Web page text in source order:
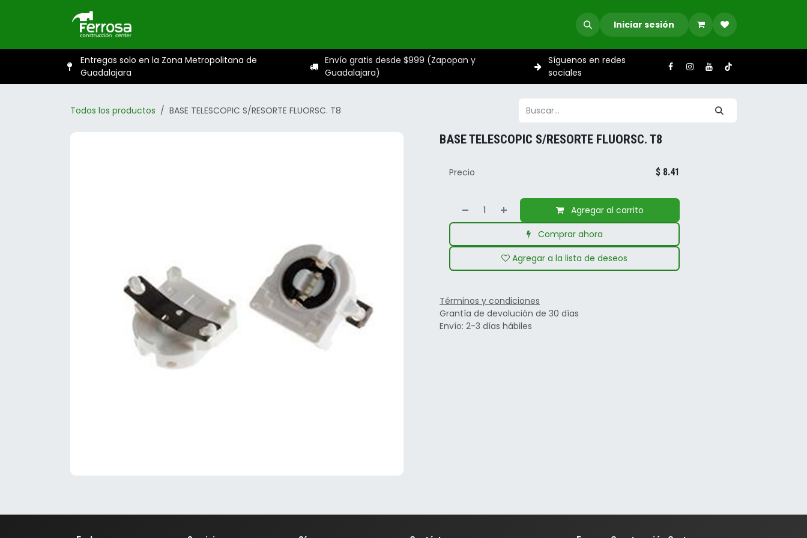
Iniciar sesión
Entregas solo en la Zona Metropolitana de
Guadalajara
Envío gratis desde $999 (Zapopan y
Guadalajara)
Síguenos en redes
sociales
Todos los productos BASE TELESCOPIC S/RESORTE FLUORSC. T8
BASE TELESCOPIC S/RESORTE FLUORSC. T8
Agregar al carrito
Comprar ahora
Agregar a la lista de deseos
Precio $ 8.41
Términos y condiciones
Grantía de devolución de 30 días
Envío: 2-3 días hábiles